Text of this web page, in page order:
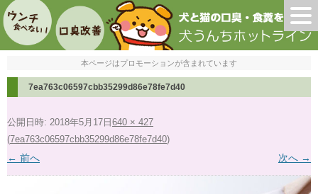
本ページはプロモーションが含まれています
7ea763c06597cbb35299d86e78fe7d40
公開日時: 2018年5月17日 640 × 427
(7ea763c06597cbb35299d86e78fe7d40)
← 前へ 次へ →